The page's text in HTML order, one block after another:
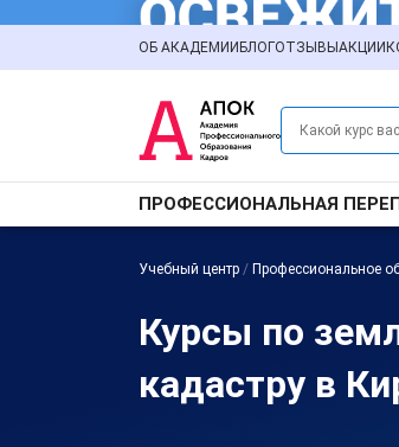
ОБ АКАДЕМИИ БЛОГОТЗЫВЫ АКЦИИ
ПРОФЕССИОНАЛЬНАЯ
Учебный центр / Профессиональное
Курсы по
кадастру в